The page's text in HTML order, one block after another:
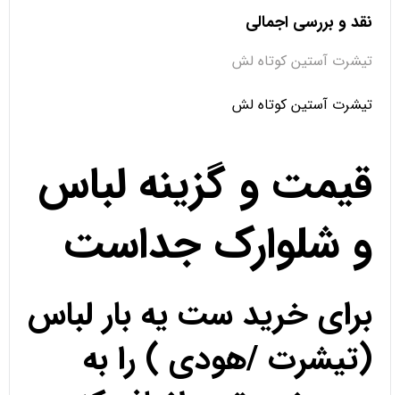
نقد و بررسی اجمالی
تیشرت آستین کوتاه لش
تیشرت آستین کوتاه لش
قیمت و گزینه لباس
و شلوارک جداست
برای خرید ست یه بار لباس
(تیشرت /هودی ) را به